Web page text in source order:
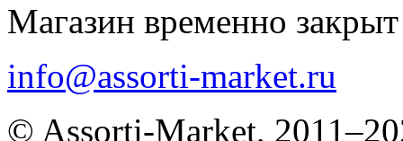
Магазин временно закрыт
info@assorti-market.ru
© Assorti-Market,